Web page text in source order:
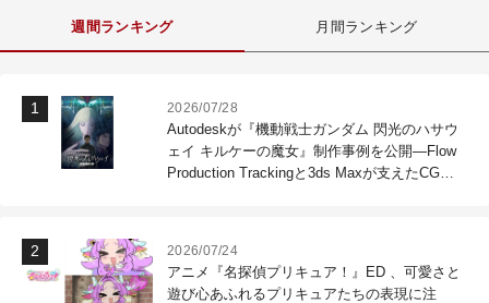
週間ランキング 月間ランキング
2026/07/28
Autodeskが『機動戦士ガンダム 閃光のハサウ
ェイ キルケーの魔女』制作事例を公開―Flow
Production Trackingと3ds Maxが支えたCG制
2026/07/24
アニメ『名探偵プリキュア！』ED 、可愛さと
遊び心あふれるプリキュアたちの表現に注